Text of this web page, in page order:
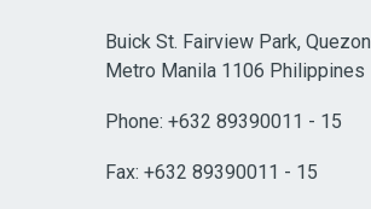
Buick St. Fairview Park,
Metro Manila 1106 Philippines
Phone: +632 89390011 - 15
Fax: +632 89390011 - 15